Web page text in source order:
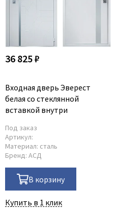
36 825 ₽
Входная дверь Эверест
белая со стеклянной
вставкой внутри
Под заказ
Артикул:
Материал: сталь
Бренд: АСД
В корзину
Купить в 1 клик